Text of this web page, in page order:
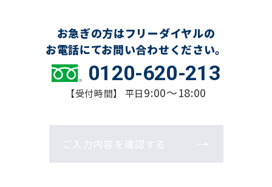
お急ぎの方はフリーダイヤルの
お電話にてお問い合わせください。
0120-620-213
【受付時間】 平日9:00～18:00
ご入力内容を確認する